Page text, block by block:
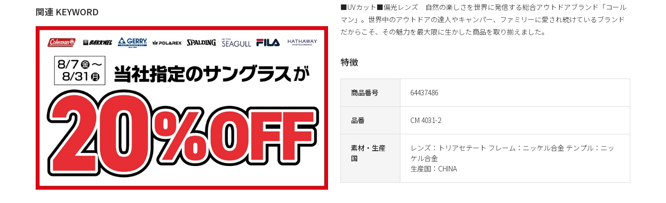
関連 KEYWORD
商品番号 64437486
品番 CM 4031-2
素材・生産
国
レンズ：トリアセテート フレーム：ニッケル合金 テンプル：ニッ
ケル合金
生産国：CHINA
■UVカット■偏光レンズ 自然の楽しさを世界に発信する総合アウトドアブランド「コール
マン」。世界中のアウトドアの達人やキャンパー、ファミリーに愛され続けているブランド
だからこそ、その魅力を最大限に生かした商品を取り揃えました。
特徴